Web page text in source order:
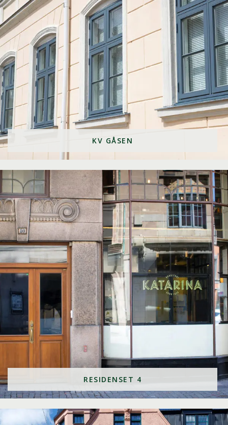
KV GÅSEN
RESIDENSET 4